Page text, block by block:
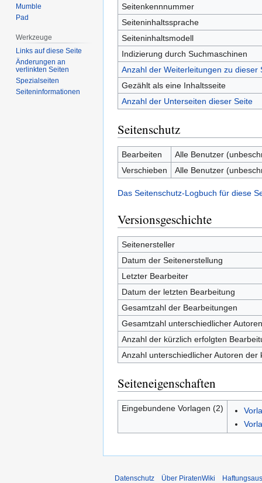
Seitenkennnummer
Seiteninhaltssprache
Seiteninhaltsmodell
Indizierung durch Suchmaschinen
Anzahl der Weiterleitungen zu dieser
Gezählt als eine Inhaltsseite
Anzahl der Unterseiten dieser Seite
Seitenschutz
Bearbeiten
Alle Benutzer
Verschieben
Alle Benutzer
Das Seitenschutz-Logbuch für diese
Versionsgeschichte
Seitenersteller
Datum der Seitenerstellung
Letzter Bearbeiter
Datum der letzten Bearbeitung
Gesamtzahl der Bearbeitungen
Gesamtzahl unterschiedlicher Autoren
Anzahl der kürzlich erfolgten
Anzahl unterschiedlicher Autoren
Seiteneigenschaften
Eingebundene Vorlagen (2)
Mumble
Pad
Werkzeuge
Links auf diese Seite
Änderungen an
verlinkten Seiten
Spezialseiten
Seiten­­informationen
Datenschutz Über PiratenWiki